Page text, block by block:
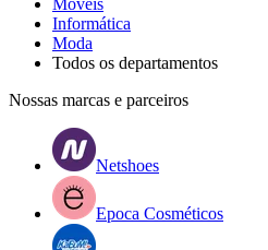
Informática
Moda
Todos os departamentos
Nossas marcas e parceiros
Netshoes
Epoca Cosméticos